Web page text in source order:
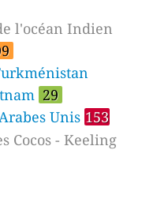
l'océan Indien
29
Unis 153
Cocos - Keeling